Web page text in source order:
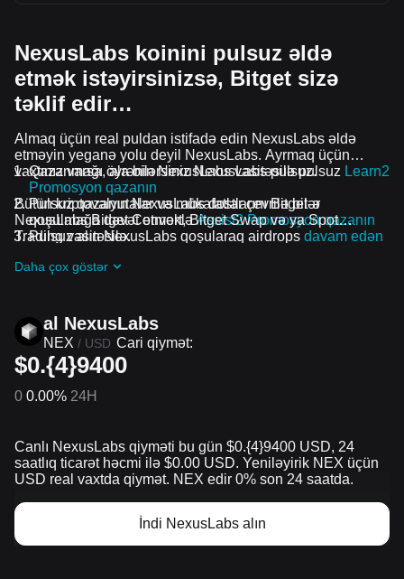
NexusLabs koinini pulsuz əldə
etmək istəyirsinizsə, Bitget sizə
təklif edir…
Almaq üçün real puldan istifadə edin NexusLabs əldə
etməyin yeganə yolu deyil NexusLabs. Ayrmaq üçün
vaxtınız varsa, ala bilərsiniz NexusLabs pulsuz.
Qazanmağı öyrənin NexusLabs vasitəsilə pulsuz Learn2
Promosyon qazanın
Pulsuz qazanın NexusLabs dostlarını Bitget-ə
qoşulmağa dəvət etməkləAssist2 Promosyon qazanın
Pulsuz alın NexusLabs qoşularaq airdrops davam edən
Bütün kriptovalyutalar və mükafatlar çevrilə bilər
NexusLabs Bitget Convert, Bitget Swap və ya Spot
Trading vasitəsilə.
Daha çox göstər
al NexusLabs
NEX / USD Cari qiymət:
$0.{4}9400
0 0.00% 24H
Canlı NexusLabs qiyməti bu gün $0.{​4}9400 USD, 24
saatlıq ticarət həcmi ilə $0.00 USD. Yeniləyirik NEX üçün
USD real vaxtda qiymət. NEX edir 0% son 24 saatda.
İndi NexusLabs alın